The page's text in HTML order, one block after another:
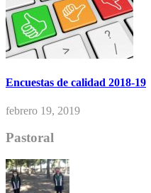
Encuestas de calidad 2018-19
febrero 19, 2019
Pastoral